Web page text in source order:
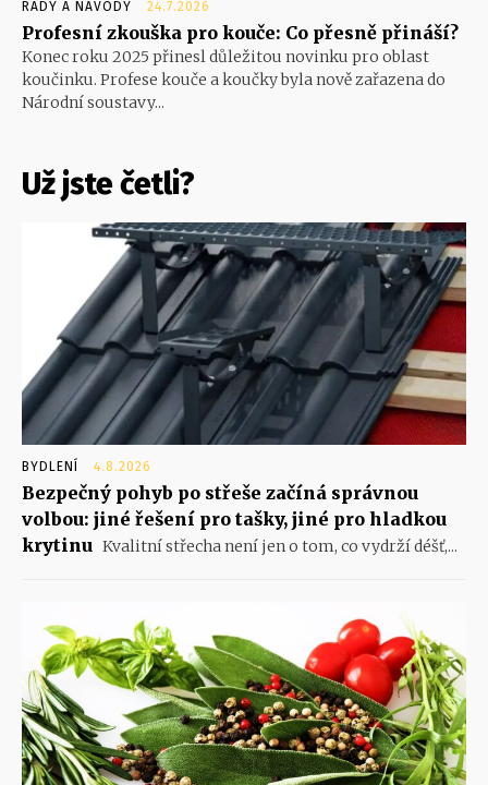
RADY A NÁVODY 24.7.2026
Profesní zkouška pro kouče: Co přesně přináší?
Konec roku 2025 přinesl důležitou novinku pro oblast
koučinku. Profese kouče a koučky byla nově zařazena do
Národní soustavy...
Už jste četli?
BYDLENÍ 4.8.2026
Bezpečný pohyb po střeše začíná správnou
volbou: jiné řešení pro tašky, jiné pro hladkou
krytinu Kvalitní střecha není jen o tom, co vydrží déšť,...